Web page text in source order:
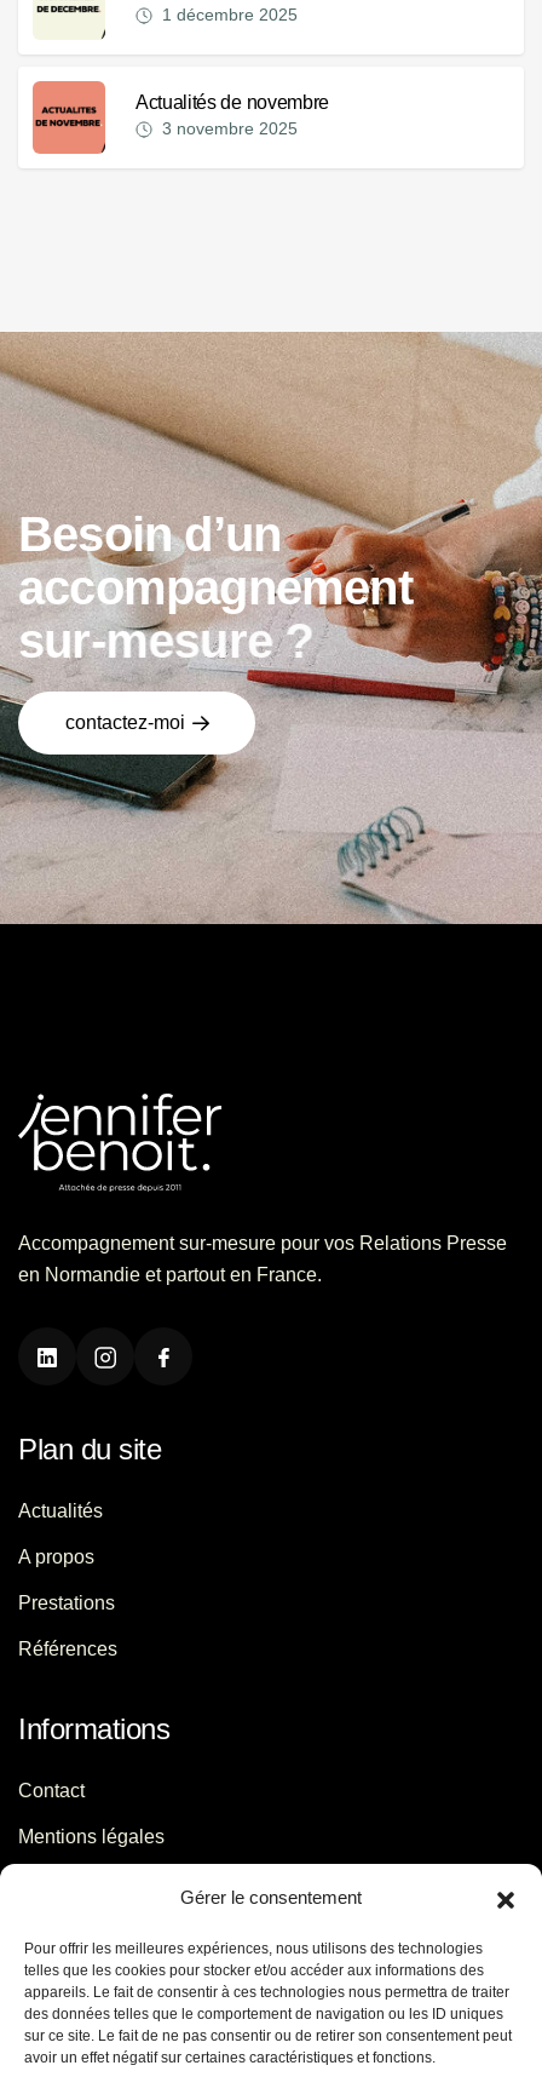
Gérer le consentement
Pour offrir les meilleures expériences, nous utilisons des technologies
telles que les cookies pour stocker et/ou accéder aux informations des
appareils. Le fait de consentir à ces technologies nous permettra de traiter
des données telles que le comportement de navigation ou les ID uniques
sur ce site. Le fait de ne pas consentir ou de retirer son consentement peut
avoir un effet négatif sur certaines caractéristiques et fonctions.
1 décembre 2025
Actualités de novembre
3 novembre 2025
Besoin d’un
accompagnement
sur-mesure ?
contactez-moi
Accompagnement sur-mesure pour vos Relations Presse
en Normandie et partout en France.
Plan du site
Actualités
A propos
Prestations
Références
Informations
Contact
Mentions légales
Contact
06 29 56 64 44
contact[@]jb-conseils.fr